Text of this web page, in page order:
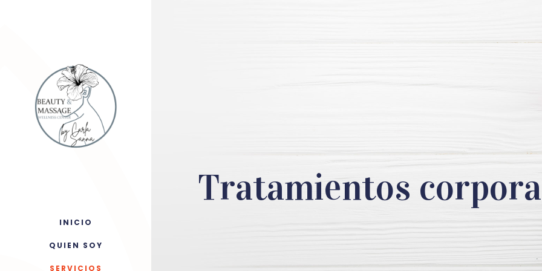
INICIO
QUIEN SOY
SERVICIOS
Tratamientos